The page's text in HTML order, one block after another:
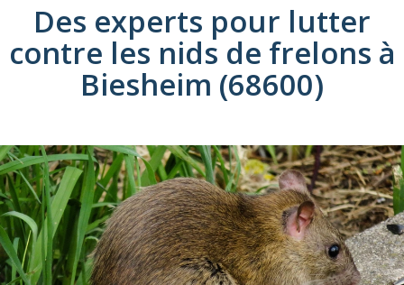
Des experts pour lutter
contre les nids de frelons à
Biesheim (68600)